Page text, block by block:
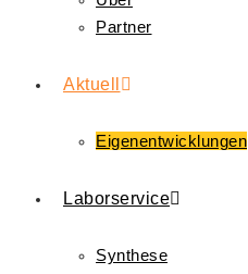
Partner
Aktuell
Eigenentwicklungen
Laborservice
Synthese